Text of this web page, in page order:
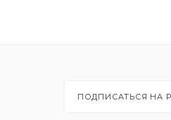
ПОДПИСАТЬСЯ НА